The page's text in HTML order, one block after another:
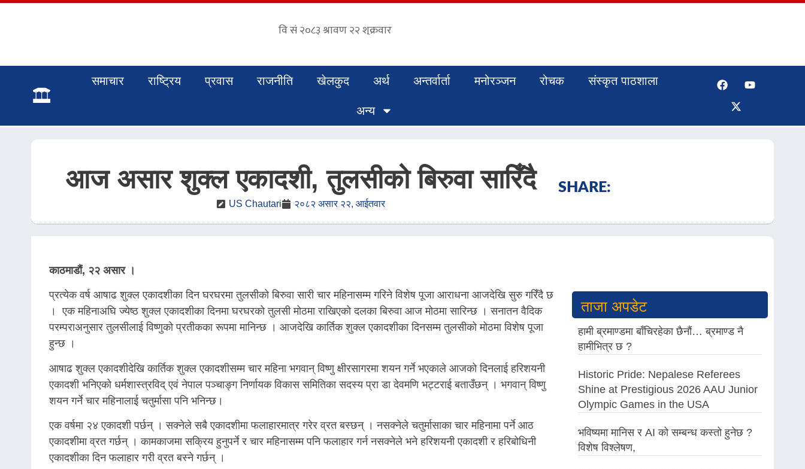
समाचार राष्ट्रिय प्रवास राजनीति खेलकुद अर्थ अन्तर्वार्ता मनोरञ्जन रोचक संस्कृत पाठशाला
अन्य
आज असार शुक्ल एकादशी, तुलसीको बिरुवा सारिँदै
US Chautari २०८२ असार २२, आईतवार
SHARE:
काठमाडौं, २२ असार ।
प्रत्येक वर्ष आषाढ शुक्ल एकादशीका दिन घरघरमा तुलसीको बिरुवा सारी चार महिनासम्म गरिने विशेष पूजा आराधना आजदेखि सुरु गरिँदै छ
। एक महिनाअघि ज्येष्ठ शुक्ल एकादशीका दिनमा घरघरको तुलसी मोठमा राखिएको दलका बिरुवा आज मोठमा सारिन्छ । सनातन वैदिक
परम्पराअनुसार तुलसीलाई विष्णुको प्रतीकका रूपमा मानिन्छ । आजदेखि कार्तिक शुक्ल एकादशीका दिनसम्म तुलसीको मोठमा विशेष पूजा
हुन्छ ।
आषाढ शुक्ल एकादशीदेखि कार्तिक शुक्ल एकादशीसम्म चार महिना भगवान् विष्णु क्षीरसागरमा शयन गर्ने भएकाले आजको दिनलाई हरिशयनी
एकादशी भनिएको धर्मशास्त्रविद् एवं नेपाल पञ्चाङ्ग निर्णायक विकास समितिका सदस्य प्रा डा देवमणि भट्टराई बताउँछन् । भगवान् विष्णु
शयन गर्ने चार महिनालाई चतुर्मासा पनि भनिन्छ।
एक वर्षमा २४ एकादशी पर्छन् । सक्नेले सबै एकादशीमा फलाहारमात्र गरेर व्रत बस्छन् । नसक्नेले चतुर्मासाका चार महिनामा पर्ने आठ
एकादशीमा व्रत गर्छन् । कामकाजमा सक्रिय हुनुपर्ने र चार महिनासम्म पनि फलाहार गर्न नसक्नेले भने हरिशयनी एकादशी र हरिबोधिनी
एकादशीका दिन फलाहार गरी व्रत बस्ने गर्छन् ।
ताजा अपडेट
हामी ब्रमाण्डमा बाँचिरहेका छैनौं… ब्रमाण्ड नै
हामीभित्र छ ?
Historic Pride: Nepalese Referees
Shine at Prestigious 2026 AAU Junior
Olympic Games in the USA
भविष्यमा मानिस र AI को सम्बन्ध कस्तो हुनेछ ?
विशेष विश्लेषण,